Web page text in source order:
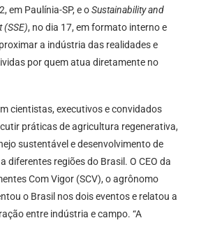
em Paulínia-SP, e oSustainability and
(SSE), no dia 17, em formato interno e
a indústria das realidades e
por quem atua diretamente no
cientistas, executivos e convidados
práticas de agricultura regenerativa,
sustentável e desenvolvimento de
diferentes regiões do Brasil. O CEO da
Com Vigor (SCV), o agrônomo
o Brasil nos dois eventos e relatou a
entre indústria e campo. “A